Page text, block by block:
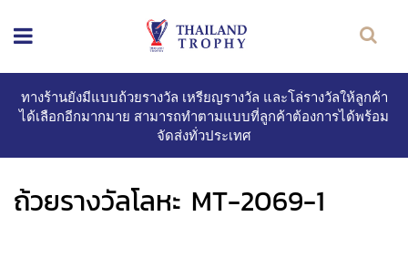
ทางร้านยังมีแบบถ้วยรางวัล เหรียญรางวัล และโล่รางวัลให้ลูกค้า
ได้เลือกอีกมากมาย สามารถทำตามแบบที่ลูกค้าต้องการได้พร้อม
จัดส่งทั่วประเทศ
ถ้วยรางวัลโลหะ MT-2069-1